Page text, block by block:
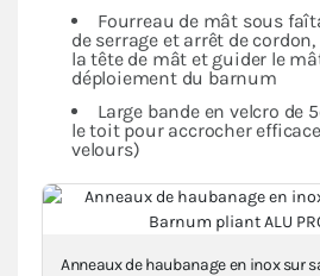
Fourreau de mât sous
de serrage et arrêt de
la tête de mât et guider le
déploiement du barnum
Large bande en velcro de
le toit pour accrocher
velours)
Anneaux de haubanage en inox sur